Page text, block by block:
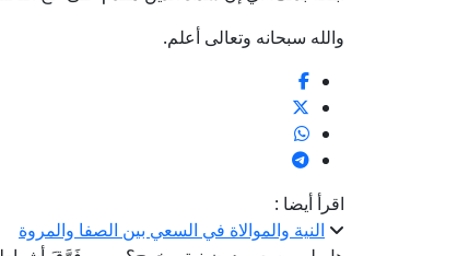
والله سبحانه وتعالى أعلم.
اقرأ أيضا :
النية والموالاة في السعي بين الصفا والمروة